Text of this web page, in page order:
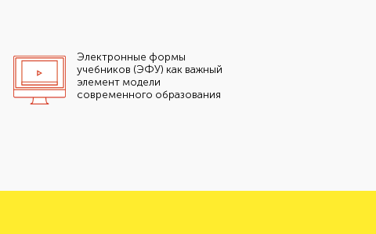
Электронные формы
учебников (ЭФУ) как важный
элемент модели
современного образования